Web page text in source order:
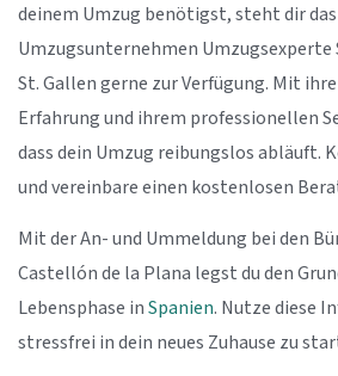
deinem Umzug benötigst, steht dir das
Umzugsunternehmen Umzugsexperte
St. Gallen gerne zur Verfügung. Mit
Erfahrung und ihrem professionellen
dass dein Umzug reibungslos abläuft.
und vereinbare einen kostenlosen
Mit der An- und Ummeldung bei den
Castellón de la Plana legst du den
Lebensphase inSpanien. Nutze diese
stressfrei in dein neues Zuhause zu